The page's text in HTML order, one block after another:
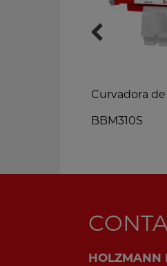
Curvadora
BBM310S
HOLZMANN